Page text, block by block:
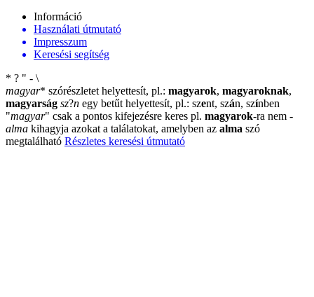
Információ
Használati útmutató
Impresszum
Keresési segítség
* ? " - \
magyar* szórészletet helyettesít, pl.: magyarok, magyaroknak,
magyarság sz?n egy betűt helyettesít, pl.: szent, szán, színben
"magyar" csak a pontos kifejezésre keres pl. magyarok-ra nem -
alma kihagyja azokat a találatokat, amelyben az alma szó
megtalálható Részletes keresési útmutató